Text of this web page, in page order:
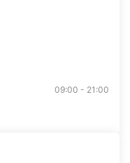
09:00 - 21:00